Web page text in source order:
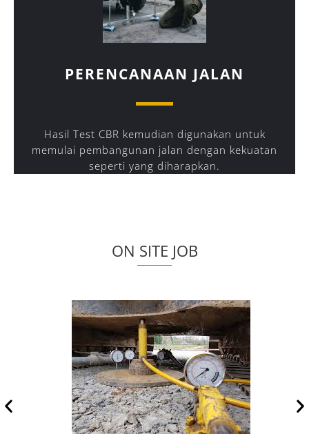
PERENCANAAN JALAN
Hasil Test CBR kemudian digunakan untuk
memulai pembangunan jalan dengan kekuatan
seperti yang diharapkan.
ON SITE JOB